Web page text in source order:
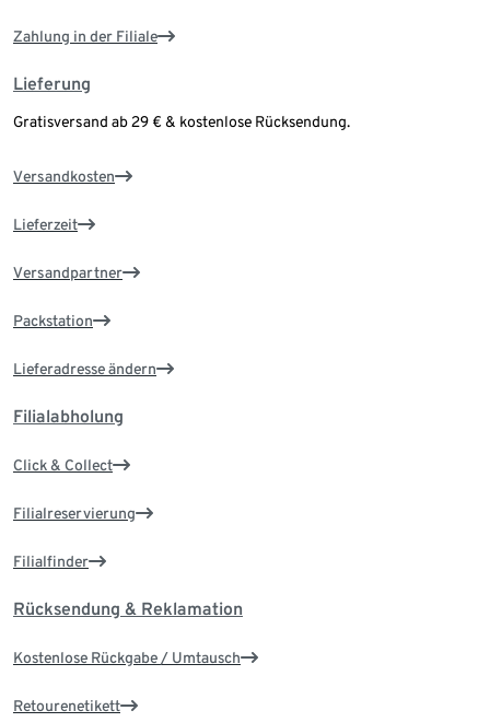
Zahlung in der Filiale
Lieferung
Gratisversand ab 29 € & kostenlose Rücksendung.
Versandkosten
Lieferzeit
Versandpartner
Packstation
Lieferadresse ändern
Filialabholung
Click & Collect
Filialreservierung
Filialfinder
Rücksendung & Reklamation
Kostenlose Rückgabe / Umtausch
Retourenetikett